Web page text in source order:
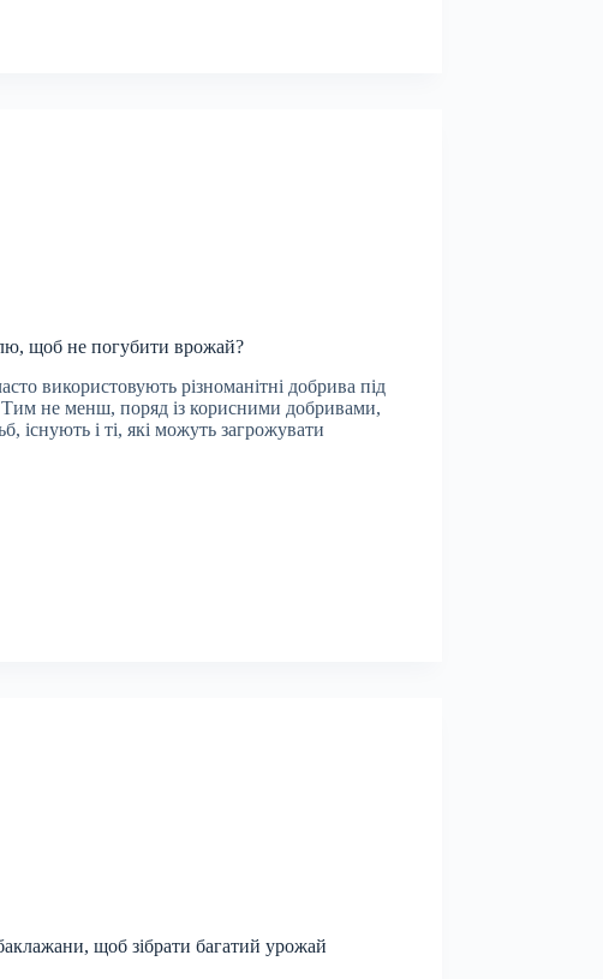
щоб не погубити врожай?
використовують різноманітні добрива під
не менш, поряд із корисними добривами,
існують і ті, які можуть загрожувати
щоб зібрати багатий урожай